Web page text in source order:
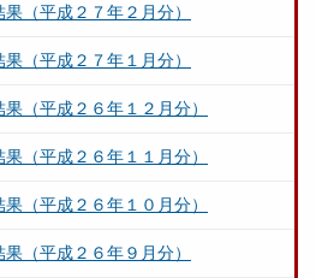
（平成２７年２月分）
（平成２７年１月分）
（平成２６年１２月分）
（平成２６年１１月分）
（平成２６年１０月分）
（平成２６年９月分）